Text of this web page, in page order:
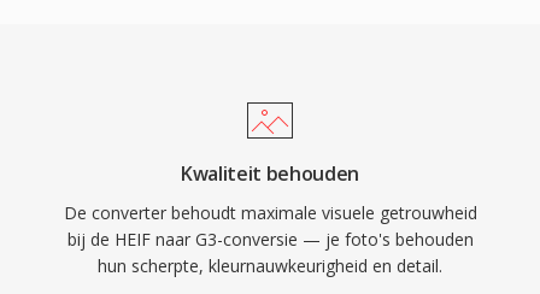
Kwaliteit behouden
De converter behoudt maximale visuele getrouwheid
bij de HEIF naar G3-conversie — je foto's behouden
hun scherpte, kleurnauwkeurigheid en detail.